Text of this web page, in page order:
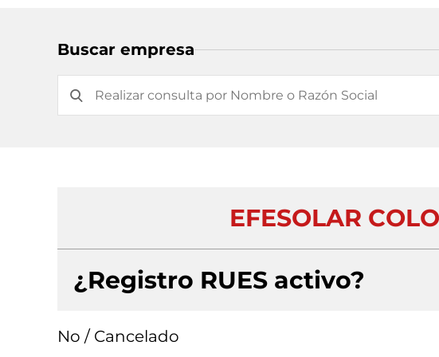
Buscar empresa
EFESOLAR
¿Registro RUES activo?
No / Cancelado